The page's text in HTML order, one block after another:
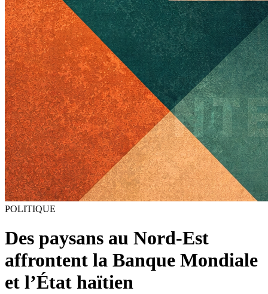
POLITIQUE
Des paysans au Nord-Est
affrontent la Banque Mondiale
et l’État haïtien